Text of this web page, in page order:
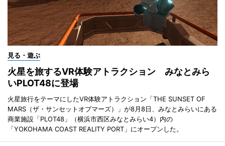
見る・遊ぶ
火星を旅するVR体験アトラクション みなとみら
いPLOT48に登場
火星旅行をテーマにしたVR体験アトラクション「THE SUNSET OF
MARS（ザ・サンセットオブマーズ）」が8月8日、みなとみらいにある
商業施設「PLOT48」（横浜市西区みなとみらい4）内の
「YOKOHAMA COAST REALITY PORT」にオープンした。